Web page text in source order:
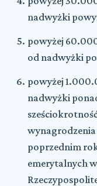
nadwyżki
powyżej 60.000
od nadwyżki
powyżej
nadwyżki
poprzednim
emerytalnych